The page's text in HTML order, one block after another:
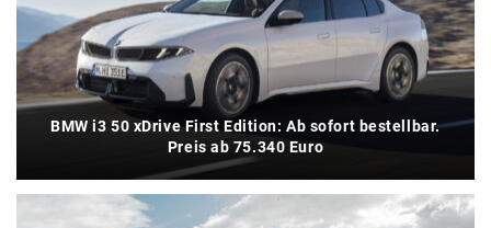
BMW i3 50 xDrive First Edition: Ab sofort bestellbar.
Preis ab 75.340 Euro